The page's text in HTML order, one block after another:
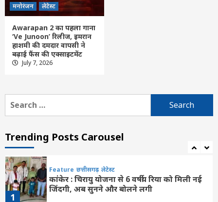
मनोरंजन
लेटेस्ट
Awarapan 2 का पहला गाना
‘Ve Junoon’ रिलीज, इमरान
हाशमी की दमदार वापसी ने
बढ़ाई फैंस की एक्साइटमेंट
July 7, 2026
Search
for:
Trending Posts Carousel
5
Feature छत्तीसगढ़
मुख्यमंत्री साय ने की जनसंपर्क विभाग के ‘मुस्कुराता
बस्तर’ पहल की सराहना
Feature छत्तीसगढ़
छत्तीसगढ़ की दो खिलाड़ी भारतीय महिला जूनियर
7
Feature छत्तीसगढ़ लेटेस्ट
आमंत्रण मिलने पर रेणुका गोस्वामी को दी बधाई
1
Feature छत्तीसगढ़ लेटेस्ट
कांकेर : चिरायु योजना से 6 वर्षीय रिया को मिली नई
जिंदगी, अब सुनने और बोलने लगी